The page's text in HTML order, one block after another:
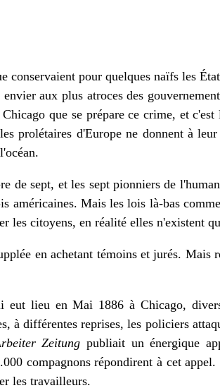
conservaient pour quelques naïfs les
aux plus atroces des
que se prépare ce crime, et
prolétaires d'Europe ne donnent à
de sept, et les sept pionniers de
américaines. Mais les lois là-bas
les citoyens, en réalité elles n'existent
en achetant témoins et jurés. Mais
lieu en Mai 1886 à Chicago,
à différentes reprises, les policiers
Zeitung publiait un énergique
compagnons répondirent à cet
les travailleurs.